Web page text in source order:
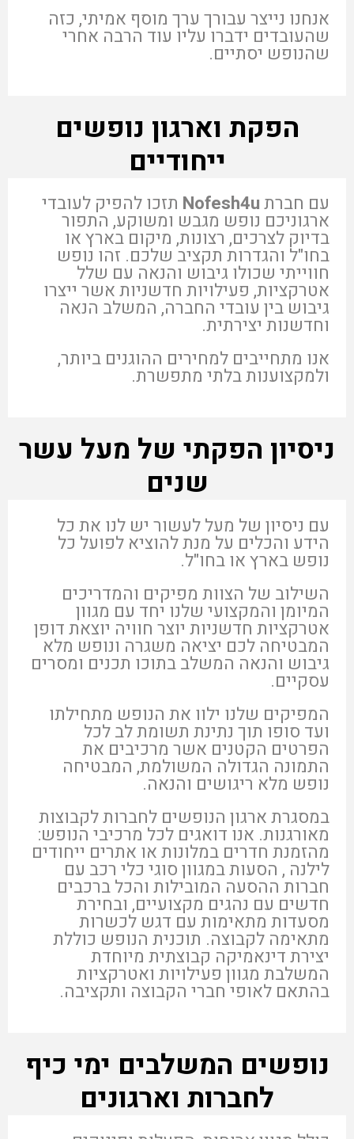
אנחנו נייצר עבורך ערך מוסף אמיתי, כזה
שהעובדים ידברו עליו עוד הרבה אחרי
שהנופש יסתיים.
הפקת וארגון נופשים
ייחודיים
עם חברתNofesh4u תזכו להפיק לעובדי
ארגוניכם נופש מגבש ומשוקע, התפור
בדיוק לצרכים, רצונות, מיקום בארץ או
בחו"ל והגדרות תקציב שלכם. זהו נופש
חווייתי שכולו גיבוש והנאה עם שלל
אטרקציות, פעילויות חדשניות אשר ייצרו
גיבוש בין עובדי החברה, המשלב הנאה
וחדשנות יצירתית.
אנו מתחייבים למחירים ההוגנים ביותר,
ולמקצוענות בלתי מתפשרת.
ניסיון הפקתי של מעל עשר
שנים
עם ניסיון של מעל לעשור יש לנו את כל
הידע והכלים על מנת להוציא לפועל כל
נופש בארץ או בחו"ל.
השילוב של הצוות מפיקים והמדריכים
המיומן והמקצועי שלנו יחד עם מגוון
אטרקציות חדשניות יוצר חוויה יוצאת דופן
המבטיחה לכם יציאה משגרה ונופש מלא
גיבוש והנאה המשלב בתוכו תכנים ומסרים
עסקיים.
המפיקים שלנו ילוו את הנופש מתחילתו
ועד סופו תוך נתינת תשומת לב לכל
הפרטים הקטנים אשר מרכיבים את
התמונה הגדולה המשולמת, המבטיחה
נופש מלא ריגושים והנאה.
במסגרת ארגון הנופשים לחברות לקבוצות
מאורגנות. אנו דואגים לכל מרכיבי הנופש:
מהזמנת חדרים במלונות או אתרים ייחודים
לילנה , הסעות במגוון סוגי כלי רכב עם
חברות ההסעה המובילות והכל ברכבים
חדשים עם נהגים מקצועיים, ובחירת
מסעדות מתאימות עם דגש לכשרות
מתאימה לקבוצה. תוכנית הנופש כוללת
יצירת דינאמיקה קבוצתית מיוחדת
המשלבת מגוון פעילויות ואטרקציות
בהתאם לאופי חברי הקבוצה ותקציבה.
נופשים המשלבים ימי כיף
לחברות וארגונים